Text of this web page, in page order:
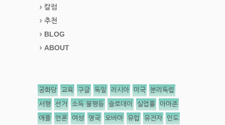
칼럼
추천
BLOG
ABOUT
공화당 교육 구글 독일 러시아 미국 분리독립
서평 선거 소득 불평등 슬로데이 실업률 아마존
애플 언론 여성 영국 오바마 유럽 유전자 인도